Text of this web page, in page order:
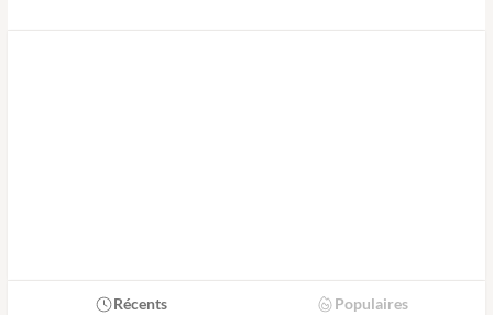
Récents Populaires